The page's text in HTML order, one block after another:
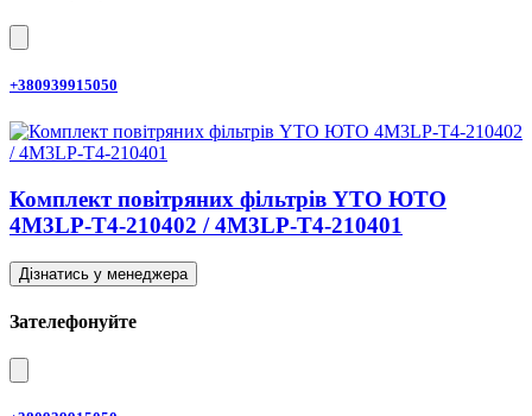
+380939915050
Комплект повітряних фільтрів YTO ЮТО
4M3LP-T4-210402 / 4M3LP-T4-210401
Дізнатись у менеджера
Зателефонуйте